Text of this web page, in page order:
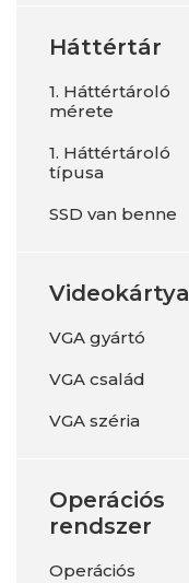
Háttértár
1. Háttértároló
mérete
1. Háttértároló
típusa
SSD van benne
Videokártya
VGA gyártó
VGA család
VGA széria
Operációs
rendszer
Operációs